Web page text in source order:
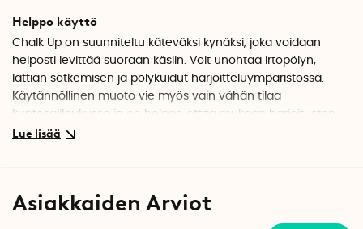
Helppo käyttö
Chalk Up on suunniteltu käteväksi kynäksi, joka voidaan
helposti levittää suoraan käsiin. Voit unohtaa irtopölyn,
lattian sotkemisen ja pölykuidut harjoitteluympäristössä.
Käytännöllinen muoto vie myös vain vähän tilaa
kuntosalilaukussa ja on helppo ottaa mukaan harjoitusten
välillä.
kahvakuulaharjoittelussa varma ote on ratkaisevaa.
Magnesiumkalk absorboi kosteuden käsistä ja auttaa sinua
Asiakkaiden Arviot